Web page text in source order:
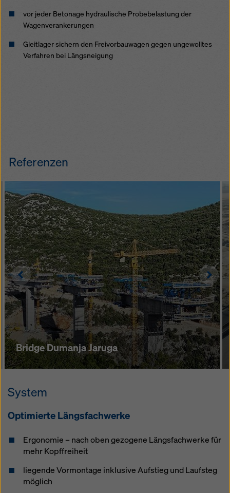
vor jeder Betonage hydraulische Probebelastung der
Wagenverankerungen
Gleitlager sichern den Freivorbauwagen gegen ungewolltes
Verfahren bei Längsneigung
Referenzen
Bridge Dumanja Jaruga
Left
System
Optimierte Längsfachwerke
Ergonomie – nach oben gezogene Längsfachwerke für
mehr Kopffreiheit
liegende Vormontage inklusive Aufstieg und Laufsteg
möglich